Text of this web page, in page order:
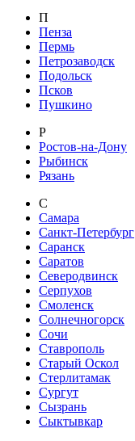
П
Пенза
Пермь
Петрозаводск
Подольск
Псков
Пушкино
Р
Ростов-на-Дону
Рыбинск
Рязань
С
Самара
Санкт-Петербург
Саранск
Саратов
Северодвинск
Серпухов
Смоленск
Солнечногорск
Сочи
Ставрополь
Старый Оскол
Стерлитамак
Сургут
Сызрань
Сыктывкар